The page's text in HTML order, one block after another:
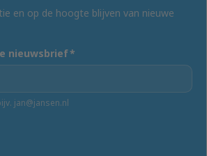
en op de hoogte blijven van nieuwe
nieuwsbrief*
jan@jansen.nl